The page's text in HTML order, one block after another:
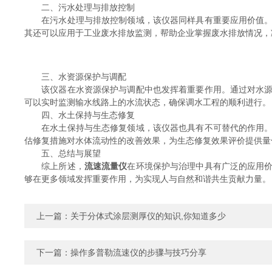
二、污水处理与排放控制
在污水处理与排放控制领域，该仪器同样具有重要应用价值。
其还可以应用于工业废水排放监测，帮助企业掌握废水排放情况
三、水资源保护与调配
该仪器在水资源保护与调配中也发挥着重要作用。通过对水源
可以实时监测输水线路上的水流状态，确保调水工程的顺利进行。
四、水土保持与生态修复
在水土保持与生态修复领域，该仪器也具有不可替代的作用。
估修复措施对水体流动性的改善效果，为生态修复效果评价提供
五、总结与展望
综上所述， 流速流量仪在环境保护与治理中具有广泛的应用
够在更多领域发挥重要作用，为实现人与自然和谐共生贡献力量。
上一篇： 关于分体式涂层测厚仪的知识,你知道多少
下一篇： 操作多普勒流速仪的步骤与技巧分享